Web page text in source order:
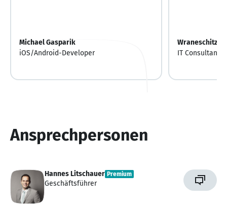
Michael Gasparik
iOS/Android-Developer
Wraneschitz
IT Consultant
Ansprechpersonen
Hannes Litschauer Premium
Geschäftsführer